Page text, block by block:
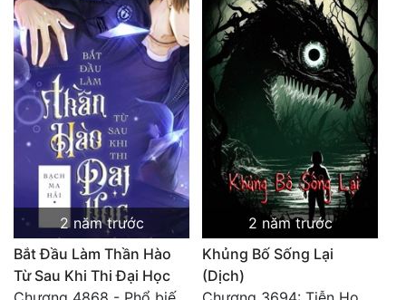
2 năm trước
Bắt Đầu Làm Thần Hào
Từ Sau Khi Thi Đại Học
2 năm trước
Khủng Bố Sống Lại
(Dịch)